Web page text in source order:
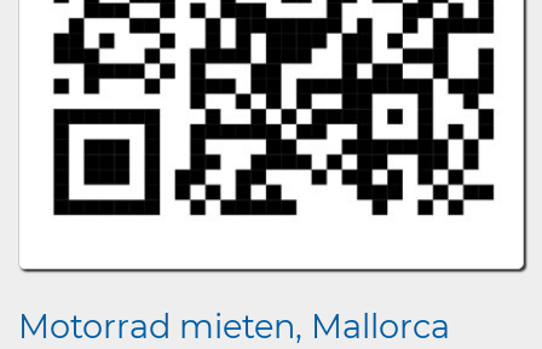
Motorrad mieten, Mallorca